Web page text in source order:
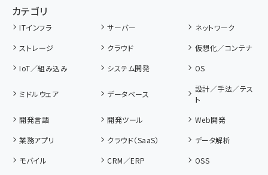
カテゴリ
ITインフラ サーバー
ネットワーク
ストレージ
クラウド
仮想化／コンテナ
IoT／組み込み
システム開発 OS
ミドルウェア データベース
設計／手法／テス
ト
開発言語
開発ツール
Web開発
業務アプリ
クラウド（SaaS）
データ解析
モバイル
CRM／ERP
OSS